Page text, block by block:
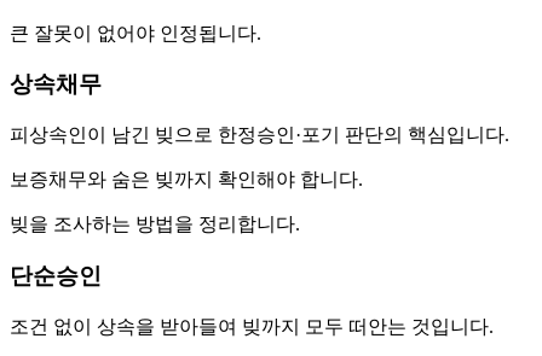
큰 잘못이 없어야 인정됩니다.
상속채무
피상속인이 남긴 빚으로 한정승인·포기 판단의 핵심입니다.
보증채무와 숨은 빚까지 확인해야 합니다.
빚을 조사하는 방법을 정리합니다.
단순승인
조건 없이 상속을 받아들여 빚까지 모두 떠안는 것입니다.